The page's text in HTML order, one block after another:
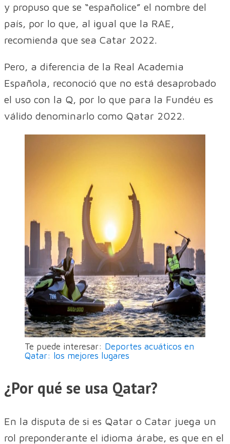
y propuso que se “españolice” el nombre del
país, por lo que, al igual que la RAE,
recomienda que sea Catar 2022.
Pero, a diferencia de la Real Academia
Española, reconoció que no está desaprobado
el uso con la Q, por lo que para la Fundéu es
válido denominarlo como Qatar 2022.
Te puede interesar: Deportes acuáticos en
Qatar: los mejores lugares
¿Por qué se usa Qatar?
En la disputa de si es Qatar o Catar juega un
rol preponderante el idioma árabe, es que en el